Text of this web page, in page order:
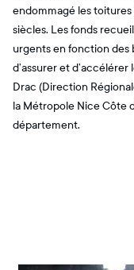
endommagé les toitures
siècles. Les fonds
urgents en fonction des
d’assurer et
Drac (Direction
la Métropole Nice Côte
département.